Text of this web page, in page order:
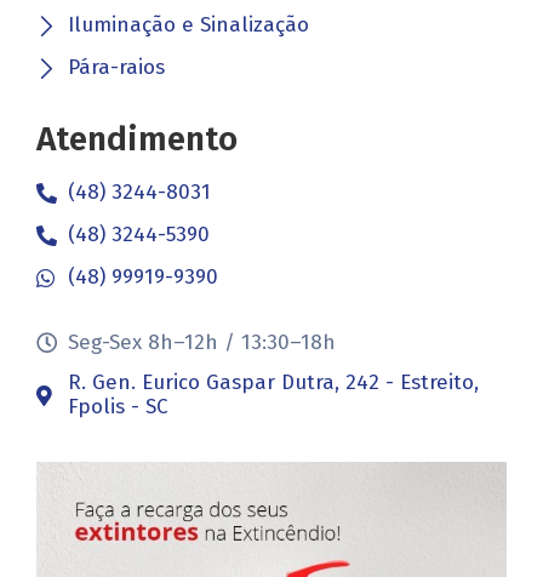
Iluminação e Sinalização
Pára-raios
Atendimento
(48) 3244-8031
(48) 3244-5390
(48) 99919-9390
Seg-Sex 8h–12h / 13:30–18h
R. Gen. Eurico Gaspar Dutra, 242 - Estreito,
Fpolis - SC